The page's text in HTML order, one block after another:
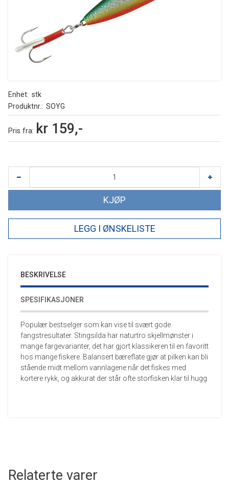
Enhet stk
Produktnr.
SOYG
Pris fra kr 159,-
KJØP
LEGG I ØNSKELISTE
BESKRIVELSE
SPESIFIKASJONER
Populær bestselger som kan vise til svært gode
fangstresultater. Stingsilda har naturtro skjellmønster i
mange fargevarianter, det har gjort klassikeren til en favoritt
hos mange fiskere. Balansert bæreflate gjør at pilken kan bli
stående midt mellom vannlagene når det fiskes med
kortere rykk, og akkurat der står ofte storfisken klar til hugg.
Relaterte varer